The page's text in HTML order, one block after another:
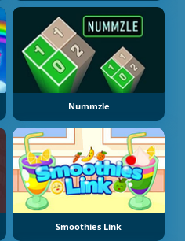
Nummzle
Smoothies Link